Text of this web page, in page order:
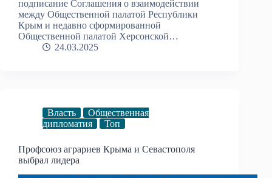
подписание Соглашения о взаимодействии
между Общественной палатой Республики
Крым и недавно сформированной
Общественной палатой Херсонской…
24.03.2025
Власть
Общественная
дипломатия
Топ
Профсоюз аграриев Крыма и Севастополя
выбрал лидера